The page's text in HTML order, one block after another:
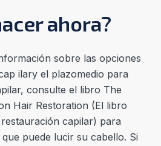
ahora?
sobre las opciones
ilary el plazomedio para
ilar, consulte el libro The
Hair Restoration (El libro
capilar) para
puede lucir su cabello. Si